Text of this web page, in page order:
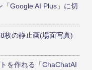
Google AI Plus」に切
枚の静止画(場面写真)
を作れる「ChaChatAI